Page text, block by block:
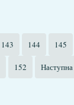
143 144 145
152 Наступна